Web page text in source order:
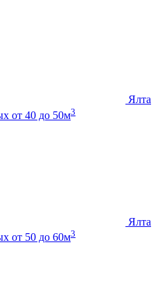
Ялта
от 40 до 50м3
Ялта
от 50 до 60м3